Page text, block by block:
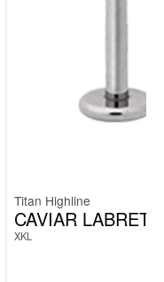
Titan Highline
CAVIAR LABRET
XKL